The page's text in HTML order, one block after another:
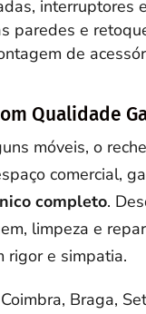
interruptores
paredes e
de
Qualidade
móveis, o
comercial,
completo.
limpeza e
rigor e simpatia.
Braga,